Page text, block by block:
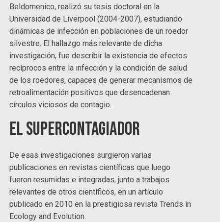
Beldomenico, realizó su tesis doctoral en la
Universidad de Liverpool (2004-2007), estudiando
dinámicas de infección en poblaciones de un roedor
silvestre. El hallazgo más relevante de dicha
investigación, fue describir la existencia de efectos
recíprocos entre la infección y la condición de salud
de los roedores, capaces de generar mecanismos de
retroalimentación positivos que desencadenan
círculos viciosos de contagio.
El supercontagiador
De esas investigaciones surgieron varias
publicaciones en revistas científicas que luego
fueron resumidas e integradas, junto a trabajos
relevantes de otros científicos, en un artículo
publicado en 2010 en la prestigiosa revista Trends in
Ecology and Evolution.